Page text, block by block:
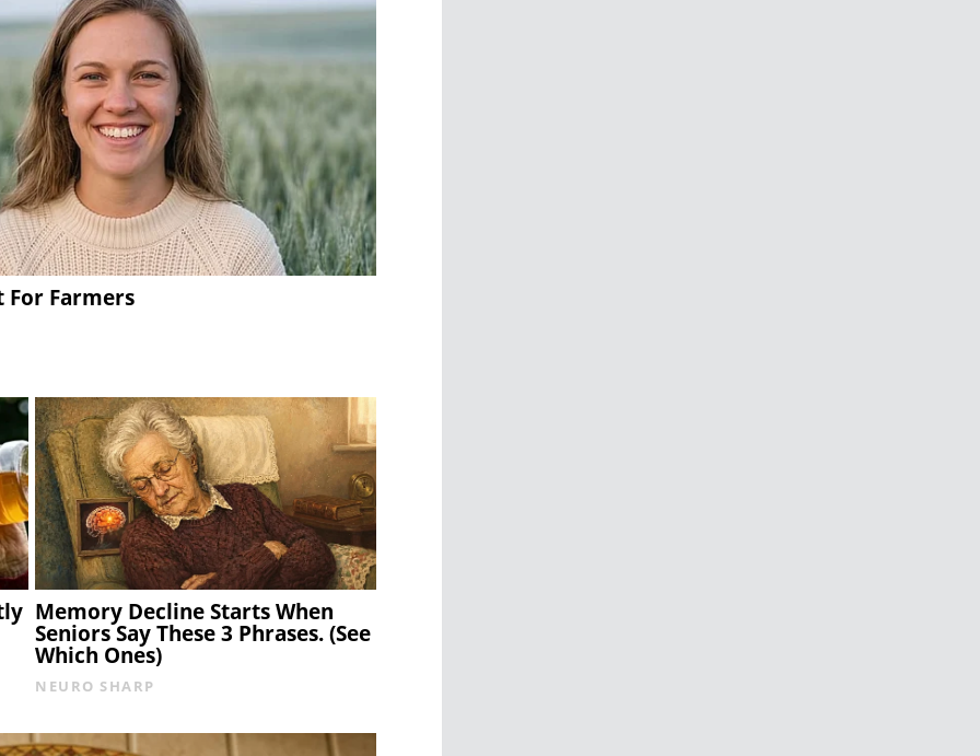
For Farmers
Memory Decline Starts When
Seniors Say These 3 Phrases. (See
Which Ones)
NEURO SHARP